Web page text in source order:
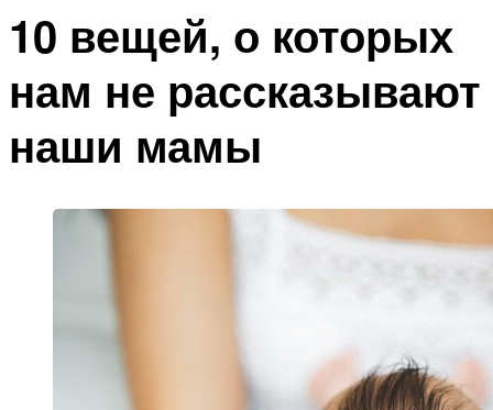
10 вещей, о которых
нам не рассказывают
наши мамы